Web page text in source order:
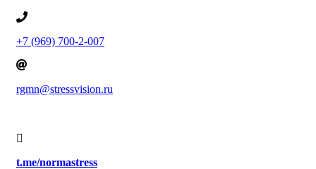
+7 (969) 700-2-007
rgmn@stressvision.ru
t.me/normastress